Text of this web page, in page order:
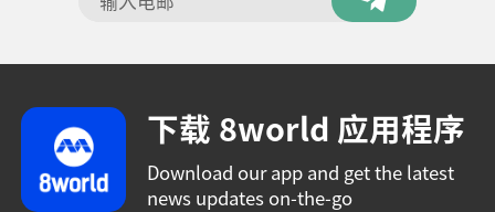
下载 8world 应用程序
Download our app and get the latest
news updates on-the-go